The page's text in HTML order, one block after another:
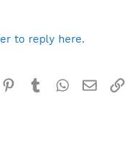
to reply here.
Pinterest
TumblrWhatsApp
Email